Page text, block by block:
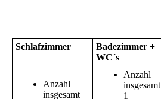
Schlafzimmer
Anzahl
insgesamt
Badezimmer +
WC´s
Anzahl
insgesamt
1